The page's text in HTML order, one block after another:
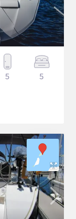
5 5